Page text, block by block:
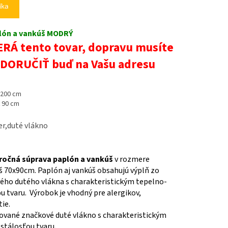
a vankúš MODRÝ
tento tovar, dopravu musíte
buď na Vašu adresu
cm
cm
vlákno
súprava paplón a vankúšv rozmere
70x90cm. Paplón aj vankúš obsahujú výplň zo
dutého vlákna s charakteristickým tepelno-
Výrobok je vhodný pre alergikov,
značkové duté vlákno s charakteristickým